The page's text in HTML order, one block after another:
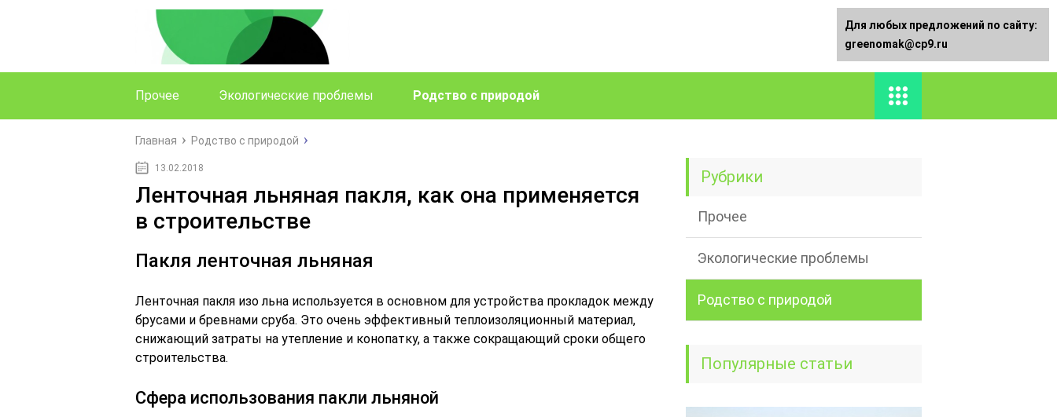
Прочее Экологические проблемы Родство с природой
Главная Родство с природой
13.02.2018
Ленточная льняная пакля, как она применяется
в строительстве
Пакля ленточная льняная
Ленточная пакля изо льна используется в основном для устройства прокладок между
брусами и бревнами сруба. Это очень эффективный теплоизоляционный материал,
снижающий затраты на утепление и конопатку, а также сокращающий сроки общего
строительства.
Сфера использования пакли льняной
Рубрики
Прочее
Экологические проблемы
Родство с природой
Популярные статьи
Для любых предложений по сайту:
greenomak@cp9.ru